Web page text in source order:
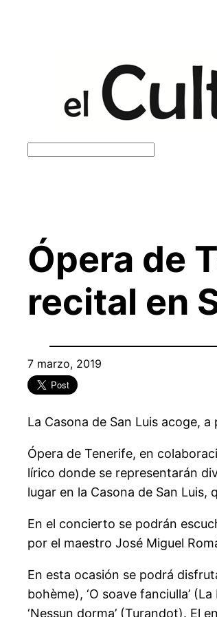
Ópera de
recital en
7 marzo, 2019
La Casona de San Luis acoge,
Ópera de Tenerife, en
lírico donde se representarán
lugar en la Casona de San
En el concierto se podrán
por el maestro José Miguel
En esta ocasión se podrá
bohème), ‘O soave fanciulla’
‘Nessun dorma’ (Turandot). El